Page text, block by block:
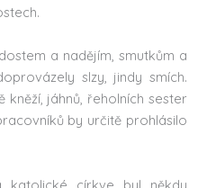
a nadějím, smutkům a
slzy, jindy smích.
kněží, jáhnů, řeholních sester
by určitě prohlásilo